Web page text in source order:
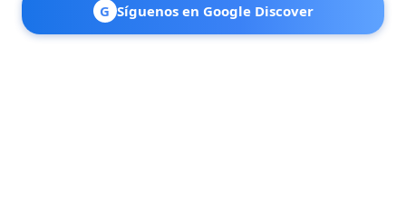
G Síguenos en Google Discover